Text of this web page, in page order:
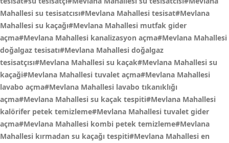
Mahallesi su tesisatcısı#Mevlana Mahallesi tesisat#Mevlana
Mahallesi su kaçağı#Mevlana Mahallesi mutfak gider
açma#Mevlana Mahallesi kanalizasyon açma#Mevlana Mahallesi
doğalgaz tesisatı#Mevlana Mahallesi doğalgaz
tesisatçısı#Mevlana Mahallesi su kaçak#Mevlana Mahallesi su
kaçaği#Mevlana Mahallesi tuvalet açma#Mevlana Mahallesi
lavabo açma#Mevlana Mahallesi lavabo tıkanıklığı
açma#Mevlana Mahallesi su kaçak tespiti#Mevlana Mahallesi
kalörifer petek temizleme#Mevlana Mahallesi tuvalet gider
açma#Mevlana Mahallesi kombi petek temizleme#Mevlana
Mahallesi kırmadan su kaçağı tespiti#Mevlana Mahallesi en